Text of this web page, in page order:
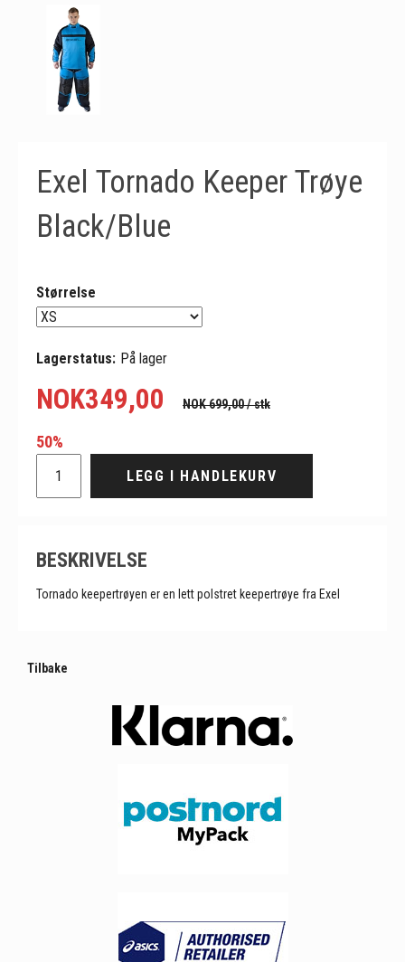
Exel Tornado Keeper Trøye
Black/Blue
Størrelse
Lagerstatus: På lager
NOK349,00 NOK 699,00/ stk
50%
LEGG I HANDLEKURV
BESKRIVELSE
Tornado keepertrøyen er en lett polstret keepertrøye fra Exel
Tilbake